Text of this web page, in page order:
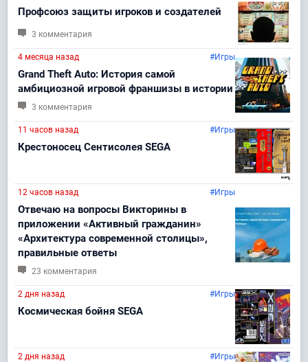
Профсоюз защиты игроков и создателей
3 комментария
4 месяца назад #Игры
Grand Theft Auto: История самой
амбициозной игровой франшизы в истории
3 комментария
11 часов назад #Игры
Крестоносец Сентисолея SEGA
12 часов назад #Игры
Отвечаю на вопросы Викторины в
приложении «Активный гражданин»
«Архитектура современной столицы»,
правильные ответы
23 комментария
2 дня назад #Игры
Космическая бойня SEGA
2 дня назад #Игры